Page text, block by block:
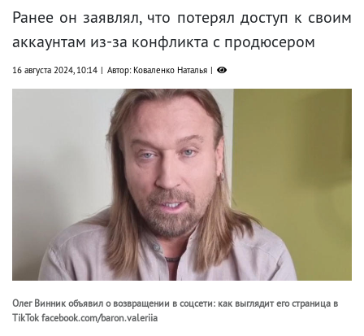
Ранее он заявлял, что потерял доступ к своим
аккаунтам из-за конфликта с продюсером
16 августа 2024, 10:14 Автор: Коваленко Наталья
Олег Винник объявил о возвращении в соцсети: как выглядит его страница в
TikTok facebook.com/baron.valeriia